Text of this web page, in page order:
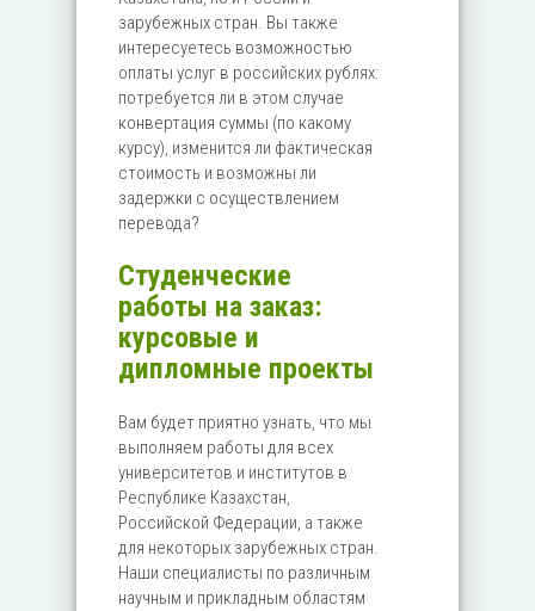
зарубежных стран. Вы также
интересуетесь возможностью
оплаты услуг в российских рублях:
потребуется ли в этом случае
конвертация суммы (по какому
курсу), изменится ли фактическая
стоимость и возможны ли
задержки с осуществлением
перевода?
Студенческие
работы на заказ:
курсовые и
дипломные проекты
Вам будет приятно узнать, что мы
выполняем работы для всех
университетов и институтов в
Республике Казахстан,
Российской Федерации, а также
для некоторых зарубежных стран.
Наши специалисты по различным
научным и прикладным областям